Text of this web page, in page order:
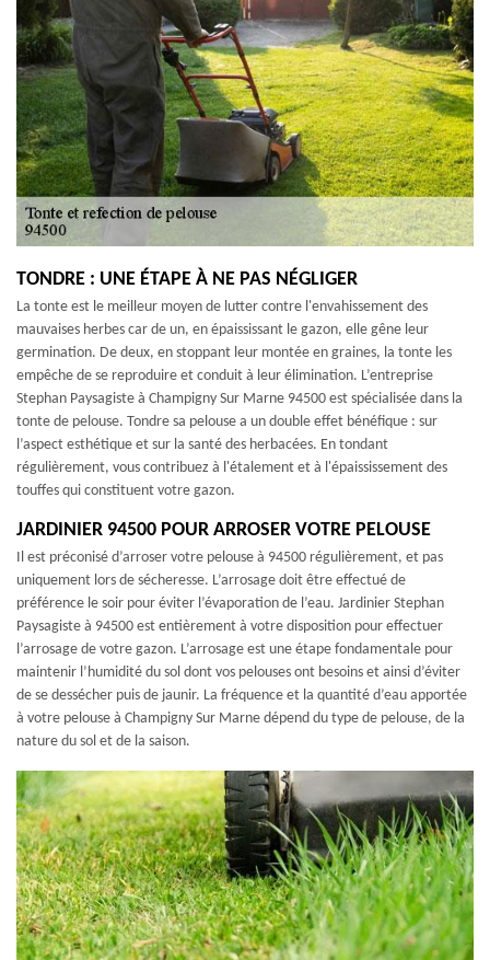
TONDRE : UNE ÉTAPE À NE PAS NÉGLIGER
La tonte est le meilleur moyen de lutter contre l'envahissement des
mauvaises herbes car de un, en épaississant le gazon, elle gêne leur
germination. De deux, en stoppant leur montée en graines, la tonte les
empêche de se reproduire et conduit à leur élimination. L’entreprise
Stephan Paysagiste à Champigny Sur Marne 94500 est spécialisée dans la
tonte de pelouse. Tondre sa pelouse a un double effet bénéfique : sur
l’aspect esthétique et sur la santé des herbacées. En tondant
régulièrement, vous contribuez à l'étalement et à l'épaississement des
touffes qui constituent votre gazon.
JARDINIER 94500 POUR ARROSER VOTRE PELOUSE
Il est préconisé d’arroser votre pelouse à 94500 régulièrement, et pas
uniquement lors de sécheresse. L’arrosage doit être effectué de
préférence le soir pour éviter l’évaporation de l’eau. Jardinier Stephan
Paysagiste à 94500 est entièrement à votre disposition pour effectuer
l’arrosage de votre gazon. L’arrosage est une étape fondamentale pour
maintenir l’humidité du sol dont vos pelouses ont besoins et ainsi d’éviter
de se dessécher puis de jaunir. La fréquence et la quantité d’eau apportée
à votre pelouse à Champigny Sur Marne dépend du type de pelouse, de la
nature du sol et de la saison.